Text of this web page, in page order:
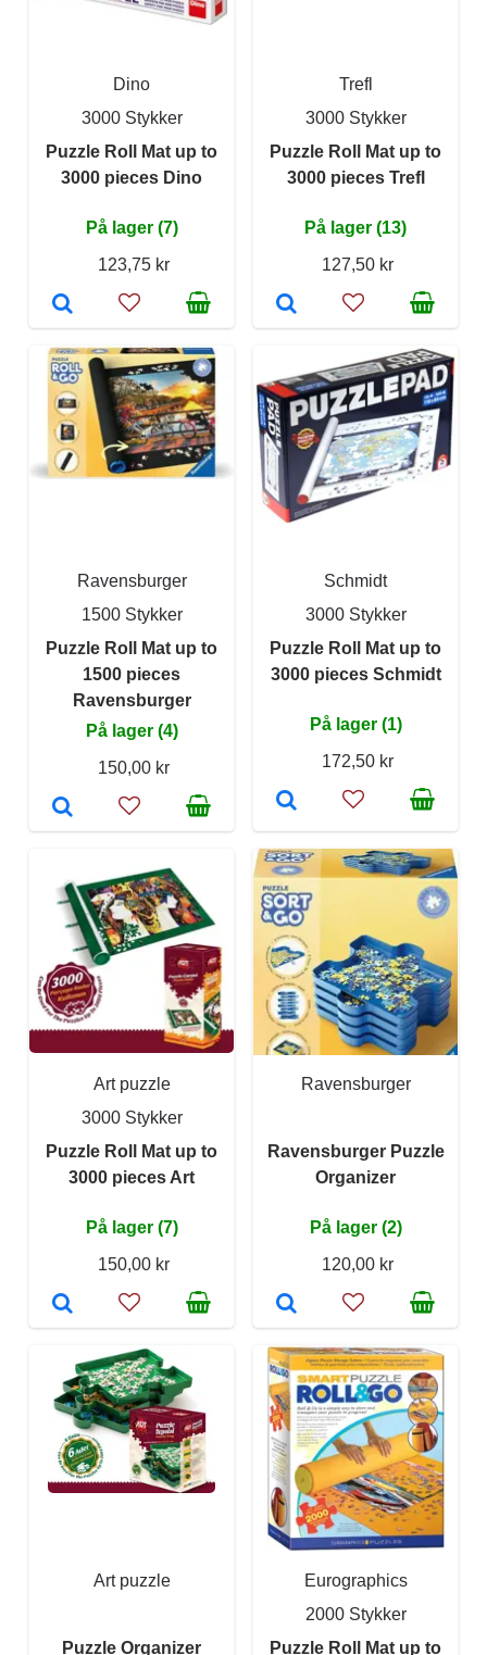
Dino
3000 Stykker
Puzzle Roll Mat up to
3000 pieces Dino
På lager (7)
123,75 kr
Trefl
3000 Stykker
Puzzle Roll Mat up to
3000 pieces Trefl
På lager (13)
127,50 kr
Ravensburger
1500 Stykker
Puzzle Roll Mat up to
1500 pieces
Ravensburger
På lager (4)
150,00 kr
Schmidt
3000 Stykker
Puzzle Roll Mat up to
3000 pieces Schmidt
På lager (1)
172,50 kr
Art puzzle
3000 Stykker
Puzzle Roll Mat up to
3000 pieces Art
På lager (7)
150,00 kr
Ravensburger
Ravensburger Puzzle
Organizer
På lager (2)
120,00 kr
Art puzzle
Puzzle Organizer
Eurographics
2000 Stykker
Puzzle Roll Mat up to